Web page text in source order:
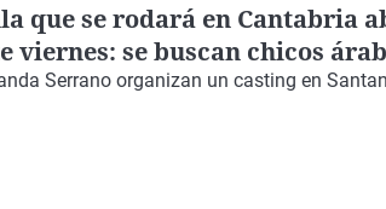
que se rodará en Cantabria
viernes: se buscan chicos
Serrano organizan un casting en